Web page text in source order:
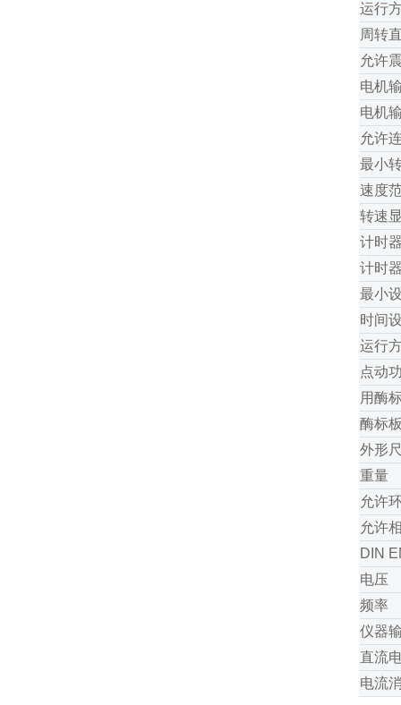
运行
周转
允许
电机
电机
允许
最小
速度
转速
计时
计时
最小
时间
运行
点动
用酶
酶标
外形
重量
允许
允许
DIN
电压
频率
仪器
直流
电流